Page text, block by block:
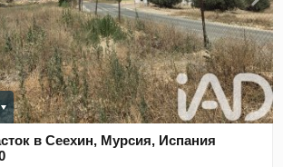
в Сеехин, Мурсия, Испания